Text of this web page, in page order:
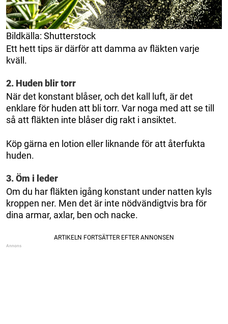
Bildkälla: Shutterstock
Ett hett tips är därför att damma av fläkten varje
kväll.
2. Huden blir torr
När det konstant blåser, och det kall luft, är det
enklare för huden att bli torr. Var noga med att se till
så att fläkten inte blåser dig rakt i ansiktet.
Köp gärna en lotion eller liknande för att återfukta
huden.
3. Öm i leder
Om du har fläkten igång konstant under natten kyls
kroppen ner. Men det är inte nödvändigtvis bra för
dina armar, axlar, ben och nacke.